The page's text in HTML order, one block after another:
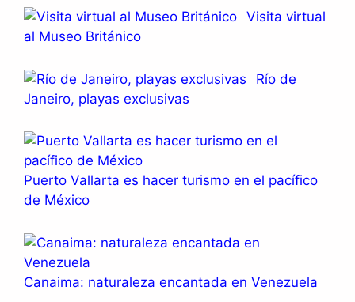
Visita virtual
al Museo Británico
Río de
Janeiro, playas exclusivas
Puerto Vallarta es hacer turismo en el pacífico
de México
Canaima: naturaleza encantada en Venezuela